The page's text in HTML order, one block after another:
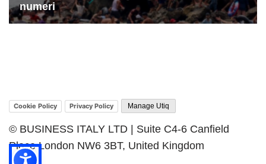
Cookie Policy Privacy Policy Manage Utiq
© BUSINESS ITALY LTD | Suite C4-6 Canfield
Place London NW6 3BT, United Kingdom